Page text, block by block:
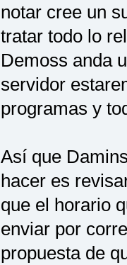
notar cree un
tratar todo lo
Demoss anda
servidor
programas y
Así que
hacer es
que el horario
enviar por
propuesta de